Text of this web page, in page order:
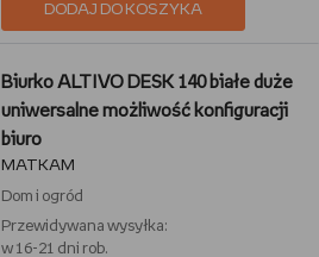
DODAJ DO KOSZYKA
Biurko ALTIVO DESK 140 białe duże
uniwersalne możliwość konfiguracji
biuro
MATKAM
Dom i ogród
Przewidywana wysyłka:
w 16-21 dni rob.